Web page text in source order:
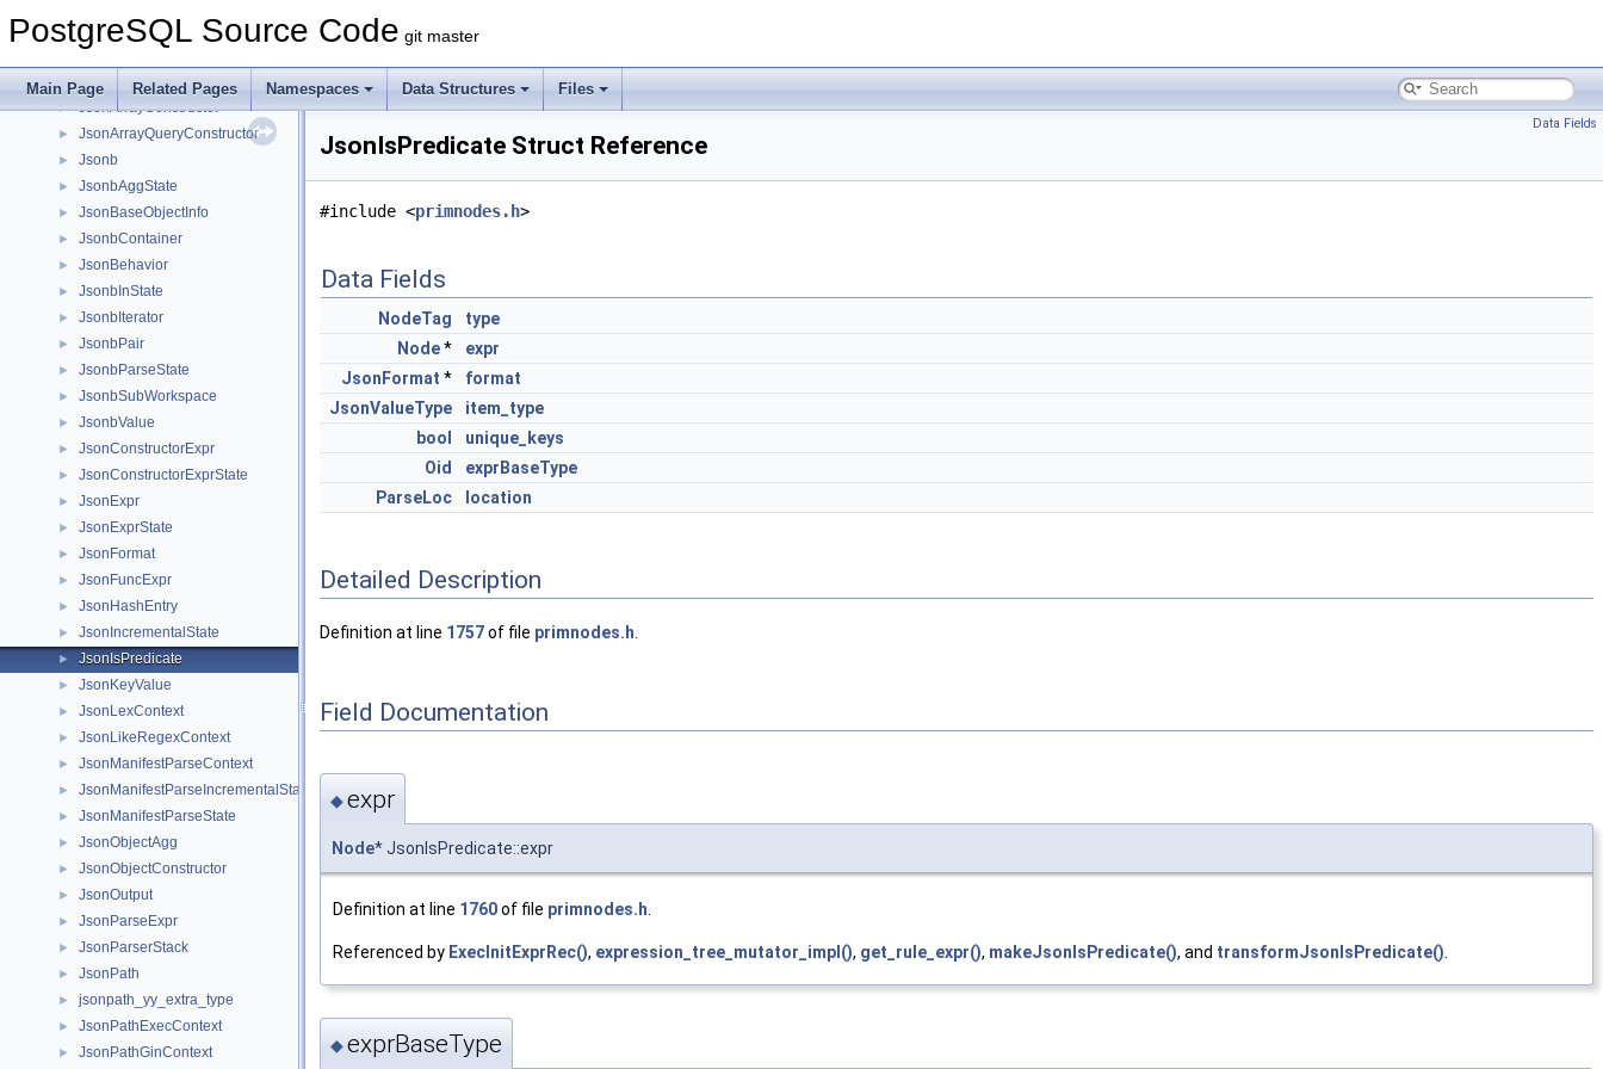
PostgreSQL Source Code git master
Main Page Related Pages Namespaces Data Structures Files
► JsonAggState
► JsonArrayAgg
► JsonArrayConstructor
► JsonArrayQueryConstructor
► Jsonb
► JsonbAggState
► JsonBaseObjectInfo
► JsonbContainer
► JsonBehavior
► JsonbInState
► JsonbIterator
► JsonbPair
► JsonbParseState
► JsonbSubWorkspace
► JsonbValue
► JsonConstructorExpr
► JsonConstructorExprState
► JsonExpr
► JsonExprState
► JsonFormat
► JsonFuncExpr
► JsonHashEntry
► JsonIncrementalState
► JsonIsPredicate
► JsonKeyValue
► JsonLexContext
► JsonLikeRegexContext
► JsonManifestParseContext
► JsonManifestParseIncrementalState
► JsonManifestParseState
► JsonObjectAgg
► JsonObjectConstructor
► JsonOutput
► JsonParseExpr
► JsonParserStack
► JsonPath
► jsonpath_yy_extra_type
► JsonPathExecContext
► JsonPathGinContext
Data Fields
JsonIsPredicate Struct Reference
#include <primnodes.h>
Data Fields
NodeTag
type
Node*
expr
JsonFormat *
format
JsonValueType
item_type
bool
unique_keys
Oid
exprBaseType
ParseLoc
location
Detailed Description
Definition at line 1757of file primnodes.h
Field Documentation
◆expr
Node* JsonIsPredicate::expr
Definition at line 1760of file primnodes.h
Referenced by ExecInitExprRec(), expression_tree_mutator_impl(), get_rule_expr(), makeJsonIsPredicate(), and transformJsonIsPredicate()
◆exprBaseType